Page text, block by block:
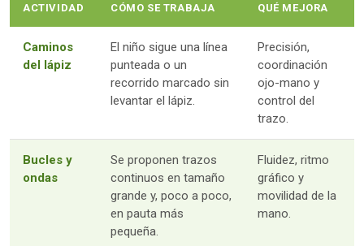
ACTIVIDAD CÓMO SE TRABAJA QUÉ MEJORA
Caminos
del lápiz
El niño sigue una línea
punteada o un
recorrido marcado sin
levantar el lápiz.
Precisión,
coordinación
ojo-mano y
control del
trazo.
Bucles y
ondas
Se proponen trazos
continuos en tamaño
grande y, poco a poco,
en pauta más
pequeña.
Fluidez, ritmo
gráfico y
movilidad de la
mano.